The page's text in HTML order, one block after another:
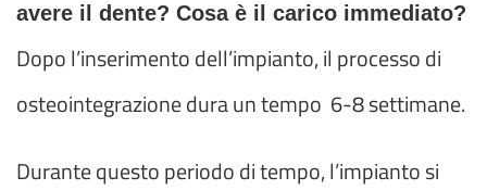
avere il dente? Cosa è il carico immediato?
Dopo l’inserimento dell’impianto, il processo di
osteointegrazione dura un tempo 6-8 settimane.
Durante questo periodo di tempo, l’impianto si